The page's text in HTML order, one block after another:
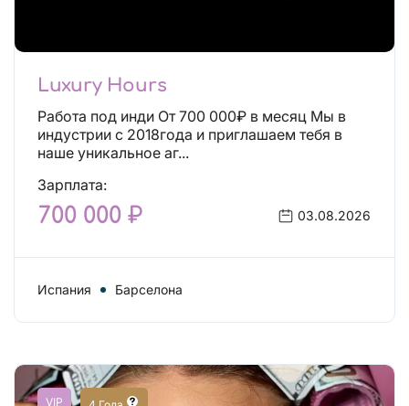
Luxury Hours
Работа под инди От 700 000₽ в месяц Мы в
индустрии с 2018года и приглашаем тебя в
наше уникальное аг...
Зарплата:
700 000 ₽ 03.08.2026
Испания Барселона
VIP